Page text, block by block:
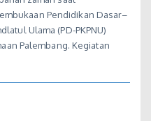
Pendidikan Dasar–
Ulama (PD-PKPNU)
Palembang. Kegiatan